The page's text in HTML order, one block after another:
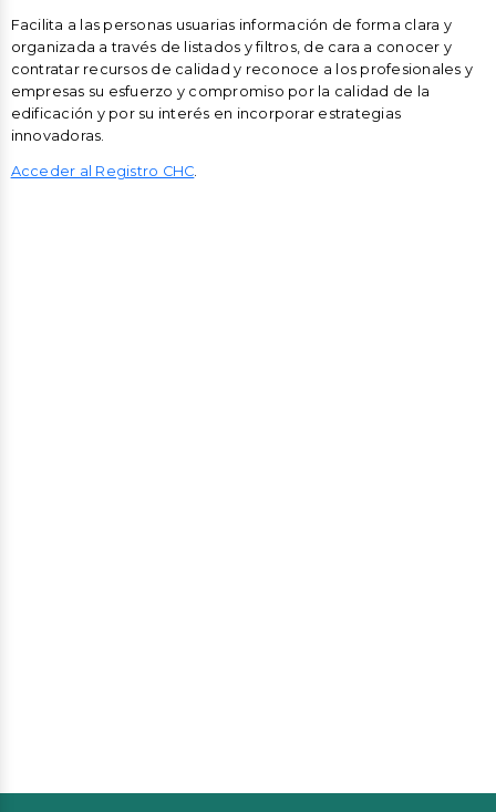
Facilita a las personas usuarias información de forma clara y
organizada a través de listados y filtros, de cara a conocer y
contratar recursos de calidad y reconoce a los profesionales y
empresas su esfuerzo y compromiso por la calidad de la
edificación y por su interés en incorporar estrategias
innovadoras.
Acceder al Registro CHC.